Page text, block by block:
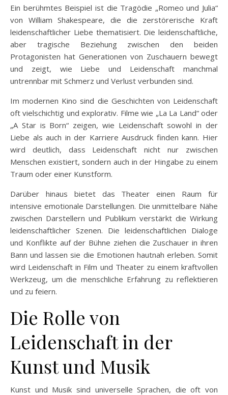
Ein berühmtes Beispiel ist die Tragödie „Romeo und Julia“
von William Shakespeare, die die zerstörerische Kraft
leidenschaftlicher Liebe thematisiert. Die leidenschaftliche,
aber tragische Beziehung zwischen den beiden
Protagonisten hat Generationen von Zuschauern bewegt
und zeigt, wie Liebe und Leidenschaft manchmal
untrennbar mit Schmerz und Verlust verbunden sind.
Im modernen Kino sind die Geschichten von Leidenschaft
oft vielschichtig und explorativ. Filme wie „La La Land“ oder
„A Star is Born“ zeigen, wie Leidenschaft sowohl in der
Liebe als auch in der Karriere Ausdruck finden kann. Hier
wird deutlich, dass Leidenschaft nicht nur zwischen
Menschen existiert, sondern auch in der Hingabe zu einem
Traum oder einer Kunstform.
Darüber hinaus bietet das Theater einen Raum für
intensive emotionale Darstellungen. Die unmittelbare Nähe
zwischen Darstellern und Publikum verstärkt die Wirkung
leidenschaftlicher Szenen. Die leidenschaftlichen Dialoge
und Konflikte auf der Bühne ziehen die Zuschauer in ihren
Bann und lassen sie die Emotionen hautnah erleben. Somit
wird Leidenschaft in Film und Theater zu einem kraftvollen
Werkzeug, um die menschliche Erfahrung zu reflektieren
und zu feiern.
Die Rolle von
Leidenschaft in der
Kunst und Musik
Kunst und Musik sind universelle Sprachen, die oft von